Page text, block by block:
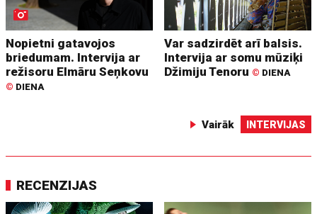
Nopietni gatavojos
briedumam. Intervija ar
režisoru Elmāru Seņkovu
© DIENA
Var sadzirdēt arī balsis.
Intervija ar somu mūziķi
Džimiju Tenoru © DIENA
Vairāk INTERVIJAS
RECENZIJAS